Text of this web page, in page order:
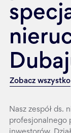
Zobacz wszystko
Nasz zespół ds.
profesjonalnego